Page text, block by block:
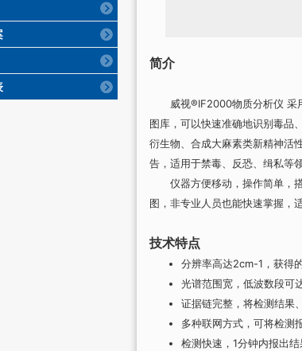
简介
威视®IF2000物质分析仪 采用
图库，可以快速准确地识别毒品
衍生物、合成大麻素类新精神活
告，适用于禁毒、反恐、缉私等领
仪器方便移动，操作简单，搭
图，非专业人员也能快速掌握，
技术特点
分辨率高达2cm-1，获得
光谱范围宽，低波数段可
证据链完整，将检测结果
多种联网方式，可将检测
检测快速，1分钟内报出结